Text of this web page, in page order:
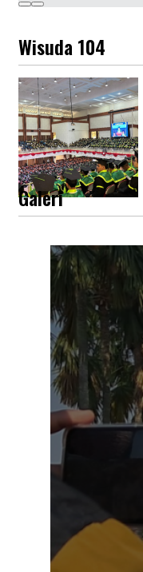
Wisuda 104
Galeri